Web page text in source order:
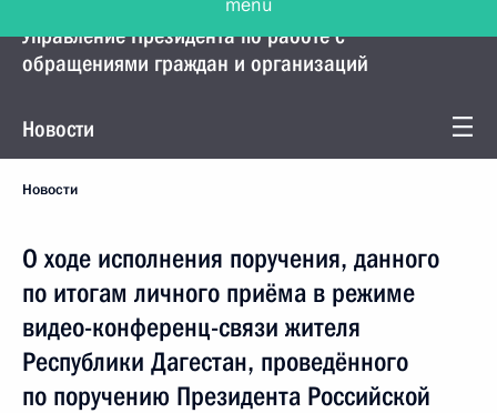
Управление Президента по работе с
обращениями граждан и организаций
Новости
Новости
О ходе исполнения поручения, данного
по итогам личного приёма в режиме
видео-конференц-связи жителя
Республики Дагестан, проведённого
по поручению Президента Российской